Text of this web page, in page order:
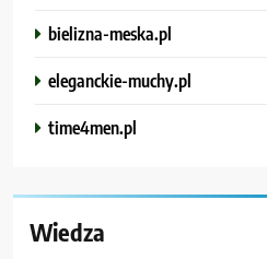
bielizna-meska.pl
eleganckie-muchy.pl
time4men.pl
Wiedza